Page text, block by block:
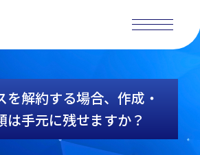
を解約する場合、作成・
は手元に残せますか？